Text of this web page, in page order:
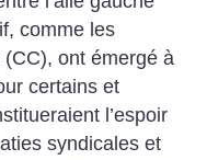
comme les
ont émergé à
certains et
l’espoir
syndicales et